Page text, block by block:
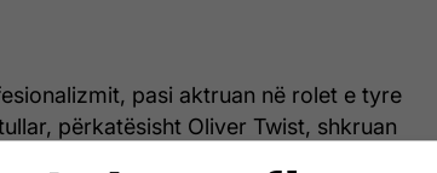
pasi aktruan në rolet e tyre
përkatësisht Oliver Twist, shkruan